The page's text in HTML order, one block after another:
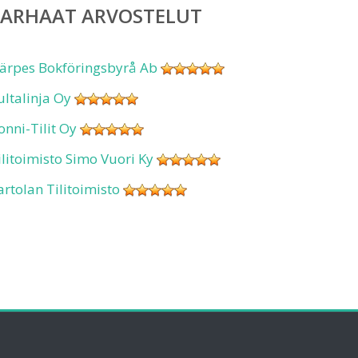
ARVOSTELUT
Bokföringsbyrå Ab
Oy
Tilit Oy
Simo Vuori Ky
Tilitoimisto